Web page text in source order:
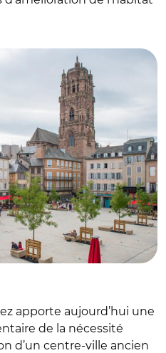
apporte aujourd’hui une
de la nécessité
d’un centre-ville ancien